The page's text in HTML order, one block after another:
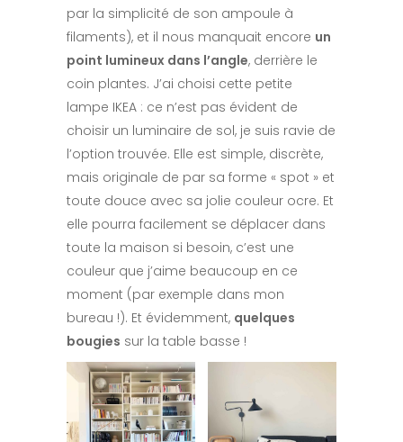
par la simplicité de son ampoule à
filaments), et il nous manquait encore un
point lumineux dans l’angle, derrière le
coin plantes. J’ai choisi cette petite
lampe IKEA : ce n’est pas évident de
choisir un luminaire de sol, je suis ravie de
l’option trouvée. Elle est simple, discrète,
mais originale de par sa forme « spot » et
toute douce avec sa jolie couleur ocre. Et
elle pourra facilement se déplacer dans
toute la maison si besoin, c’est une
couleur que j’aime beaucoup en ce
moment (par exemple dans mon
bureau !). Et évidemment, quelques
bougies sur la table basse !